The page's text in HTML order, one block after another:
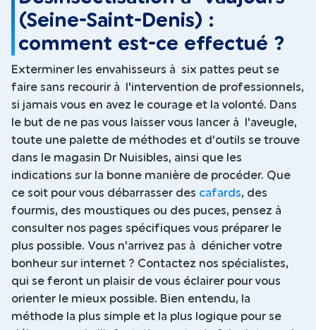
(Seine-Saint-Denis) :
comment est-ce effectué ?
Exterminer les envahisseurs à six pattes peut se
faire sans recourir à l'intervention de professionnels,
si jamais vous en avez le courage et la volonté. Dans
le but de ne pas vous laisser vous lancer à l'aveugle,
toute une palette de méthodes et d'outils se trouve
dans le magasin Dr Nuisibles, ainsi que les
indications sur la bonne manière de procéder. Que
ce soit pour vous débarrasser des cafards, des
fourmis, des moustiques ou des puces, pensez à
consulter nos pages spécifiques vous préparer le
plus possible. Vous n'arrivez pas à dénicher votre
bonheur sur internet ? Contactez nos spécialistes,
qui se feront un plaisir de vous éclairer pour vous
orienter le mieux possible. Bien entendu, la
méthode la plus simple et la plus logique pour se